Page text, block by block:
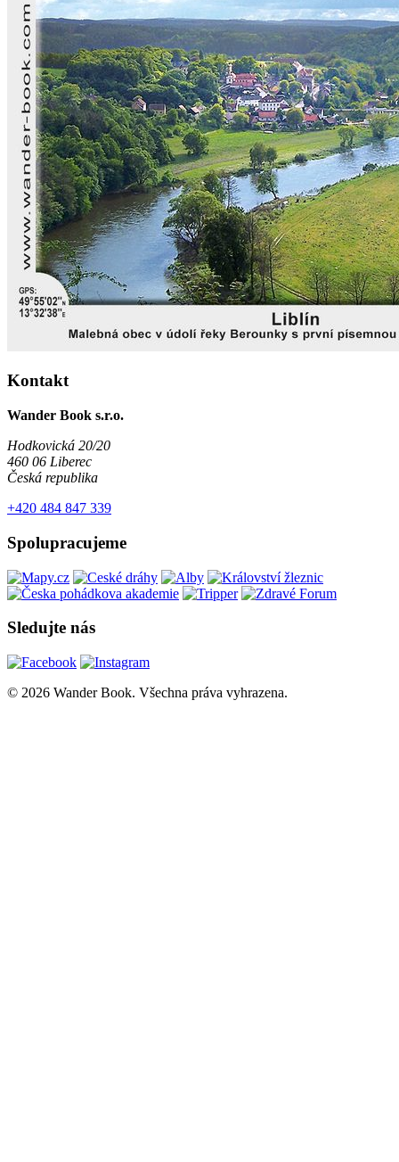
Kontakt
Wander Book s.r.o.
Hodkovická 20/20
460 06 Liberec
Česká republika
+420 484 847 339
Spolupracujeme
Sledujte nás
© 2026 Wander Book. Všechna práva vyhrazena.